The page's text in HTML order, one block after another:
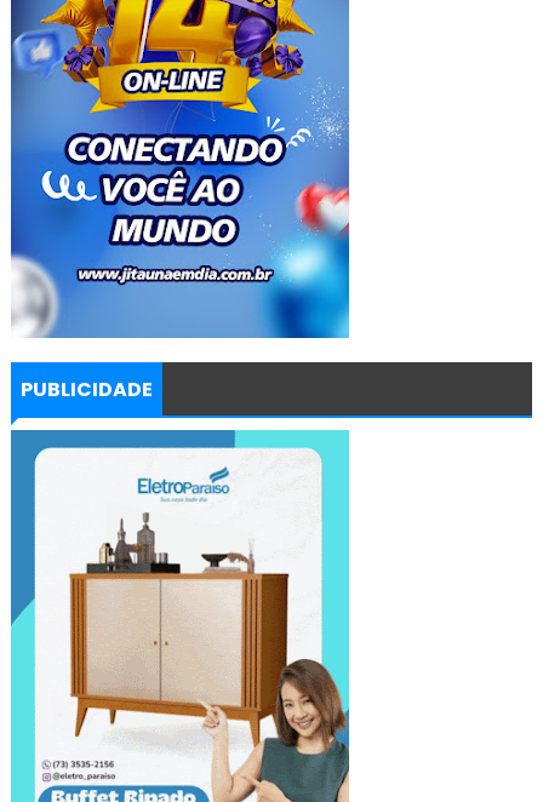
PUBLICIDADE